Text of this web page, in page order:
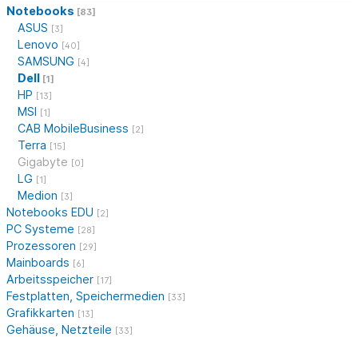
Notebooks [83]
ASUS [3]
Lenovo [40]
SAMSUNG [4]
Dell [1]
HP [13]
MSI [1]
CAB MobileBusiness [2]
Terra [15]
Gigabyte [0]
LG [1]
Medion [3]
Notebooks EDU [2]
PC Systeme [28]
Prozessoren [29]
Mainboards [6]
Arbeitsspeicher [17]
Festplatten, Speichermedien [33]
Grafikkarten [13]
Gehäuse, Netzteile [33]